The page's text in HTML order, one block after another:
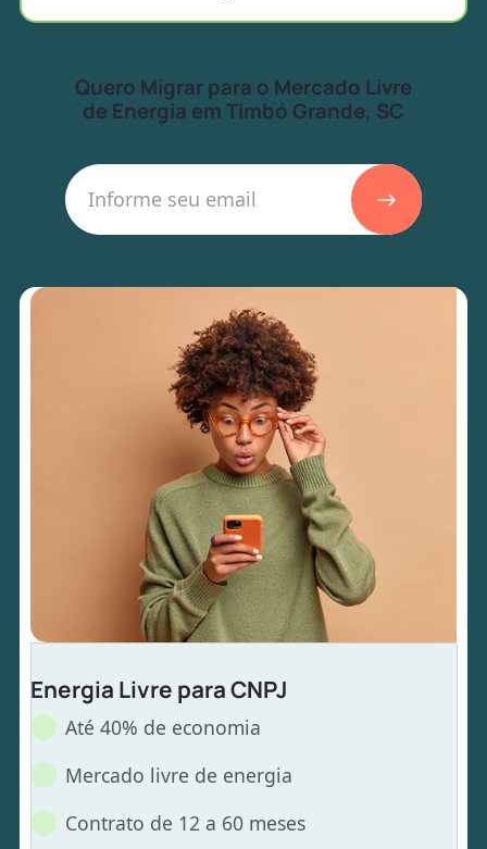
Quero Migrar para o Mercado Livre
de Energia em Timbó Grande, SC
Energia Livre para CNPJ
Até 40% de economia
Mercado livre de energia
Contrato de 12 a 60 meses